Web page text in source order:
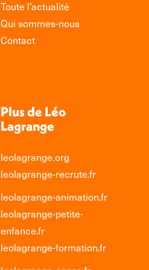
Toute l’actualité
Qui sommes-nous
Contact
Plus de Léo
Lagrange
leolagrange.org
leolagrange-recrute.fr
leolagrange-animation.fr
leolagrange-petite-
enfance.fr
leolagrange-formation.fr